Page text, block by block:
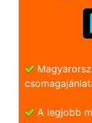
A legjobb